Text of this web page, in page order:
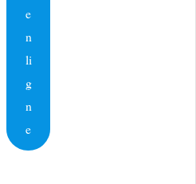
e
n
li
g
n
e